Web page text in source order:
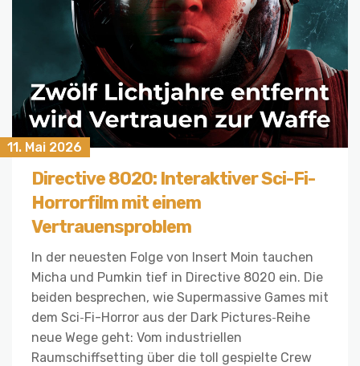
11. Mai 2026
Directive 8020: Interaktiver Sci-Fi-
Horrorfilm mit einem
Vertrauensproblem
In der neuesten Folge von Insert Moin tauchen
Micha und Pumkin tief in Directive 8020 ein. Die
beiden besprechen, wie Supermassive Games mit
dem Sci‑Fi-Horror aus der Dark Pictures‑Reihe
neue Wege geht: Vom industriellen
Raumschiffsetting über die toll gespielte Crew